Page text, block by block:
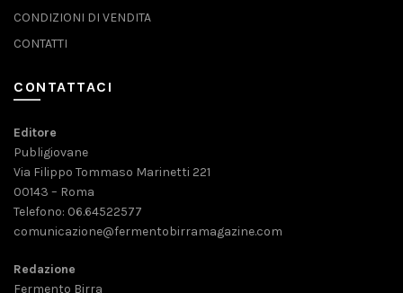
CONDIZIONI DI VENDITA
CONTATTI
CONTATTACI
Editore
Publigiovane
Via Filippo Tommaso Marinetti 221
00143 – Roma
Telefono: 06.64522577
comunicazione@fermentobirramagazine.com
Redazione
Fermento Birra